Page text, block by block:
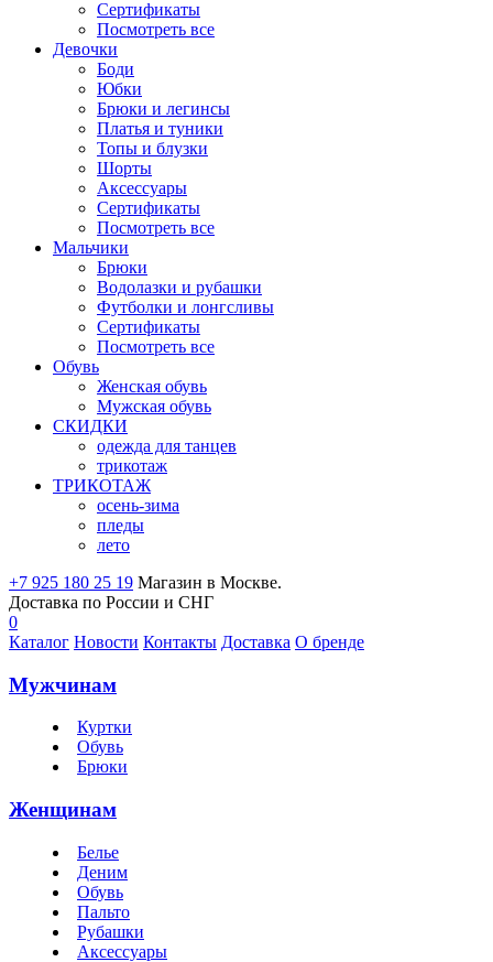
Сертификаты
Посмотреть все
Девочки
Боди
Юбки
Брюки и легинсы
Платья и туники
Топы и блузки
Шорты
Аксессуары
Сертификаты
Посмотреть все
Мальчики
Брюки
Водолазки и рубашки
Футболки и лонгсливы
Сертификаты
Посмотреть все
Обувь
Женская обувь
Мужская обувь
СКИДКИ
одежда для танцев
трикотаж
ТРИКОТАЖ
осень-зима
пледы
лето
+7 925 180 25 19 Магазин в Москве.
Доставка по России и СНГ
0
Каталог Новости Контакты Доставка О бренде
Мужчинам
Куртки
Обувь
Брюки
Женщинам
Белье
Деним
Обувь
Пальто
Рубашки
Аксессуары